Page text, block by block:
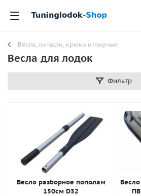
Вёсла, лопасти, крюки отпорные
Весла для лодок
Фильтр
Весло разборное пополам
150см D32